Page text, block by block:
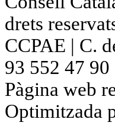
drets
CCPAE | C.
93 552 47 90
Pàgina web
Optimitzada